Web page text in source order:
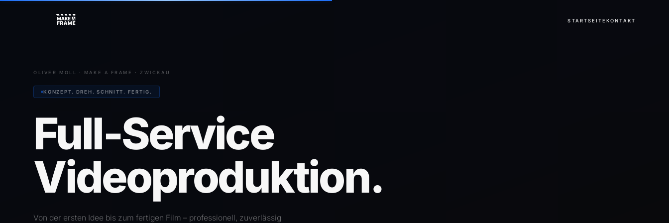
STARTSEITEKONTAKT
OLIVER MOLL · MAKE A FRAME · ZWICKAU
KONZEPT. DREH. SCHNITT. FERTIG.
Full-Service
Videoproduktion.
Von der ersten Idee bis zum fertigen Film – professionell, zuverlässig